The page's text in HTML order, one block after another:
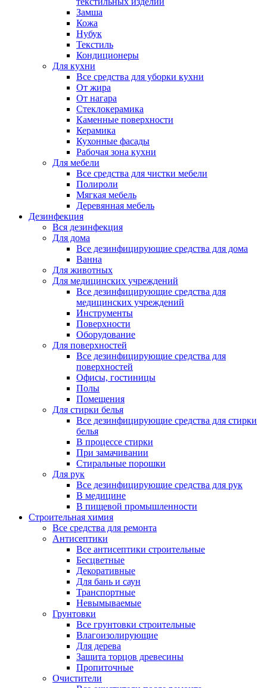
Замша
Кожа
Нубук
Текстиль
Кондиционеры
Для кухни
Все средства для уборки кухни
От жира
От нагара
Стеклокерамика
Каменные поверхности
Керамика
Кухонные фасады
Рабочая зона кухни
Для мебели
Все средства для чистки мебели
Полироли
Мягкая мебель
Деревянная мебель
Дезинфекция
Вся дезинфекция
Для дома
Все дезинфицирующие средства для дома
Ванна
Для животных
Для медицинских учреждений
Все дезинфицирующие средства для
медицинских учреждений
Инструменты
Поверхности
Оборудование
Для поверхностей
Все дезинфицирующие средства для
поверхностей
Офисы, гостиницы
Полы
Помещения
Для стирки белья
Все дезинфицирующие средства для стирки
белья
В процессе стирки
При замачивании
Стиральные порошки
Для рук
Все дезинфицирующие средства для рук
В медицине
В пищевой промышленности
Строительная химия
Все средства для ремонта
Антисептики
Все антисептики строительные
Бесцветные
Декоративные
Для бань и саун
Транспортные
Невымываемые
Грунтовки
Все грунтовки строительные
Влагоизолирующие
Для дерева
Защита торцов древесины
Пропиточные
Очистители